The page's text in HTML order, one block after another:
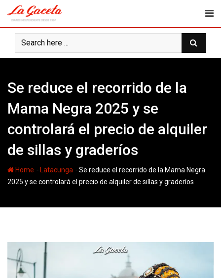
content
Se reduce el recorrido de la
Mama Negra 2025 y se
controlará el precio de alquiler
de sillas y graderíos
Home - Latacunga -Se reduce el recorrido de la Mama Negra
2025 y se controlará el precio de alquiler de sillas y graderíos